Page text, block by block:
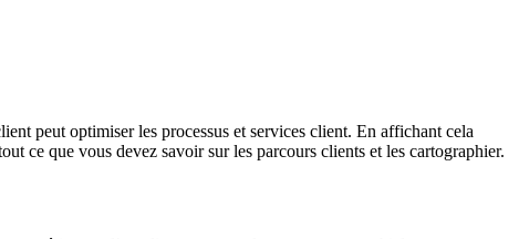
peut optimiser les processus et services client. En affichant cela
ce que vous devez savoir sur les parcours clients et les cartographier.